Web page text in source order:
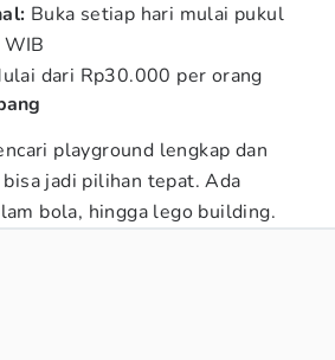
Buka setiap hari mulai pukul
dari Rp30.000 per orang
playground lengkap dan
jadi pilihan tepat. Ada
bola, hingga lego building.